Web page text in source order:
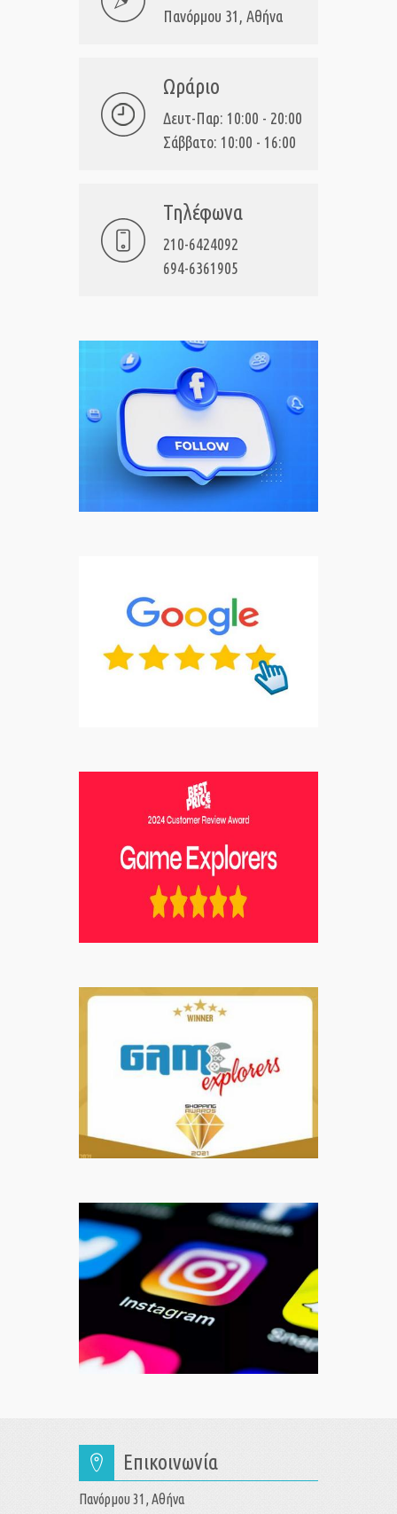
Πανόρμου 31, Αθήνα
Ωράριο
Δευτ-Παρ: 10:00 - 20:00
Σάββατο: 10:00 - 16:00
Τηλέφωνα
210-6424092
694-6361905
Επικοινωνία
Πανόρμου 31, Αθήνα